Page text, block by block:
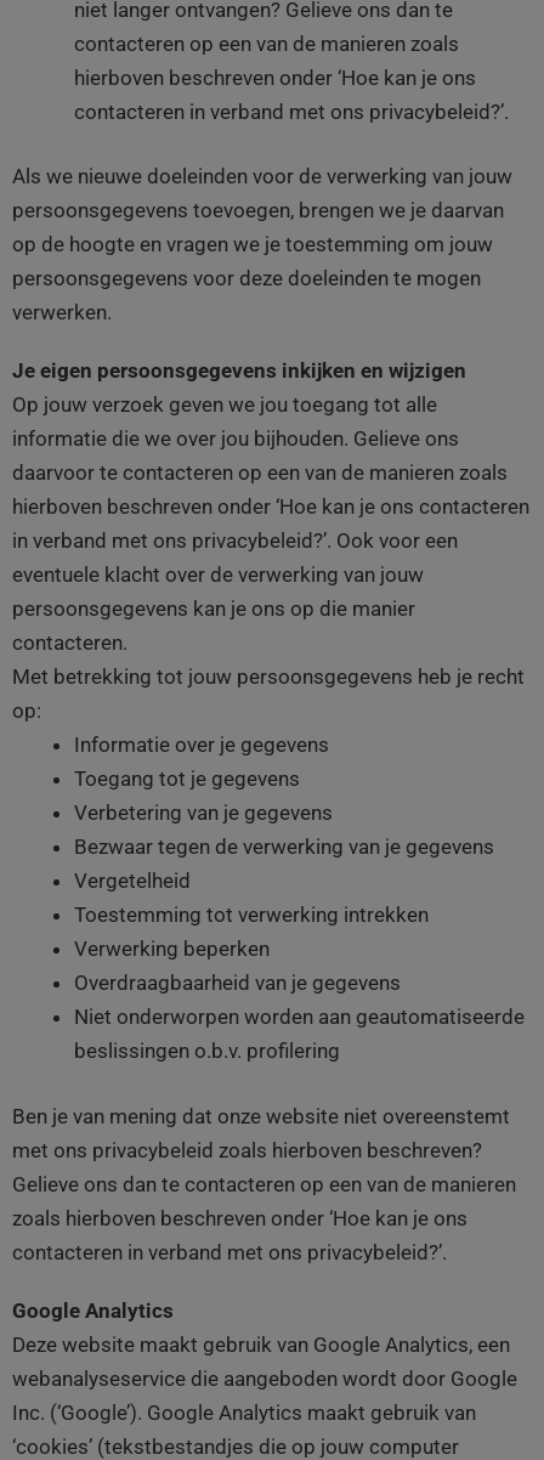
niet langer ontvangen? Gelieve ons dan te
contacteren op een van de manieren zoals
hierboven beschreven onder ‘Hoe kan je ons
contacteren in verband met ons privacybeleid?’.
Als we nieuwe doeleinden voor de verwerking van jouw
persoonsgegevens toevoegen, brengen we je daarvan
op de hoogte en vragen we je toestemming om jouw
persoonsgegevens voor deze doeleinden te mogen
verwerken.
Je eigen persoonsgegevens inkijken en wijzigen
Op jouw verzoek geven we jou toegang tot alle
informatie die we over jou bijhouden. Gelieve ons
daarvoor te contacteren op een van de manieren zoals
hierboven beschreven onder ‘Hoe kan je ons contacteren
in verband met ons privacybeleid?’. Ook voor een
eventuele klacht over de verwerking van jouw
persoonsgegevens kan je ons op die manier
contacteren.
Met betrekking tot jouw persoonsgegevens heb je recht
op:
Informatie over je gegevens
Toegang tot je gegevens
Verbetering van je gegevens
Bezwaar tegen de verwerking van je gegevens
Vergetelheid
Toestemming tot verwerking intrekken
Verwerking beperken
Overdraagbaarheid van je gegevens
Niet onderworpen worden aan geautomatiseerde
beslissingen o.b.v. profilering
Ben je van mening dat onze website niet overeenstemt
met ons privacybeleid zoals hierboven beschreven?
Gelieve ons dan te contacteren op een van de manieren
zoals hierboven beschreven onder ‘Hoe kan je ons
contacteren in verband met ons privacybeleid?’.
Google Analytics
Deze website maakt gebruik van Google Analytics, een
webanalyseservice die aangeboden wordt door Google
Inc. (‘Google’). Google Analytics maakt gebruik van
‘cookies’ (tekstbestandjes die op jouw computer